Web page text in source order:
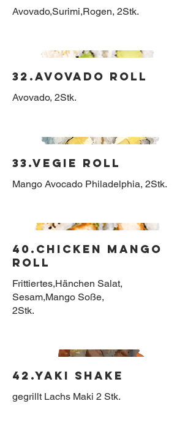
32.Avovado Roll
Avovado, 2Stk.
33.Vegie Roll
Mango Avocado Philadelphia, 2Stk.
40.Chicken Mango
Roll
Frittiertes,Hänchen Salat,
Sesam,Mango Soße,
2Stk.
42.Yaki Shake
gegrillt Lachs Maki 2 Stk.